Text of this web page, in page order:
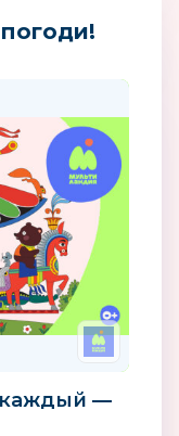
каждый —